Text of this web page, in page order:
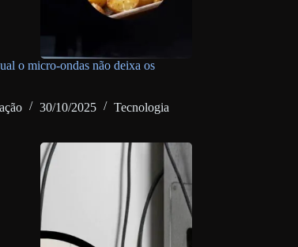
o micro-ondas não deixa os
30/10/2025 Tecnologia